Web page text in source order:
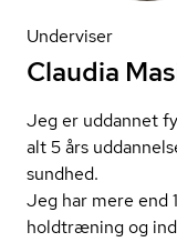
Underviser
Claudia
Jeg er uddannet
alt 5 års
sundhed.
Jeg har mere end
holdtræning og